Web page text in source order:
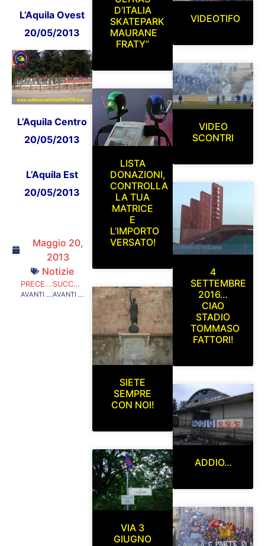
L’Aquila Ovest
20/05/2013
L’Aquila Centro
20/05/2013
L’Aquila Est
20/05/2013
Maggio 20,
2013
Notizie
PRECEDENTE
AVANTI PER LA NOSTRA STRADA!
SUCCESSIVO
AVANTI PER LA NOSTRA STRADA!
D’ITALIA
SKATEPARK
MAURANE
FRATY”
LISTA
DONAZIONI,
CONTROLLA
LA TUA
MATRICE
E
L’IMPORTO
VERSATO!
SIETE
SEMPRE
CON NOI!
VIA 3
GIUGNO
VIDEOTIFO
VIDEO
SCONTRI
4
SETTEMBRE
2016…
CIAO
STADIO
TOMMASO
FATTORI!
ADDIO…